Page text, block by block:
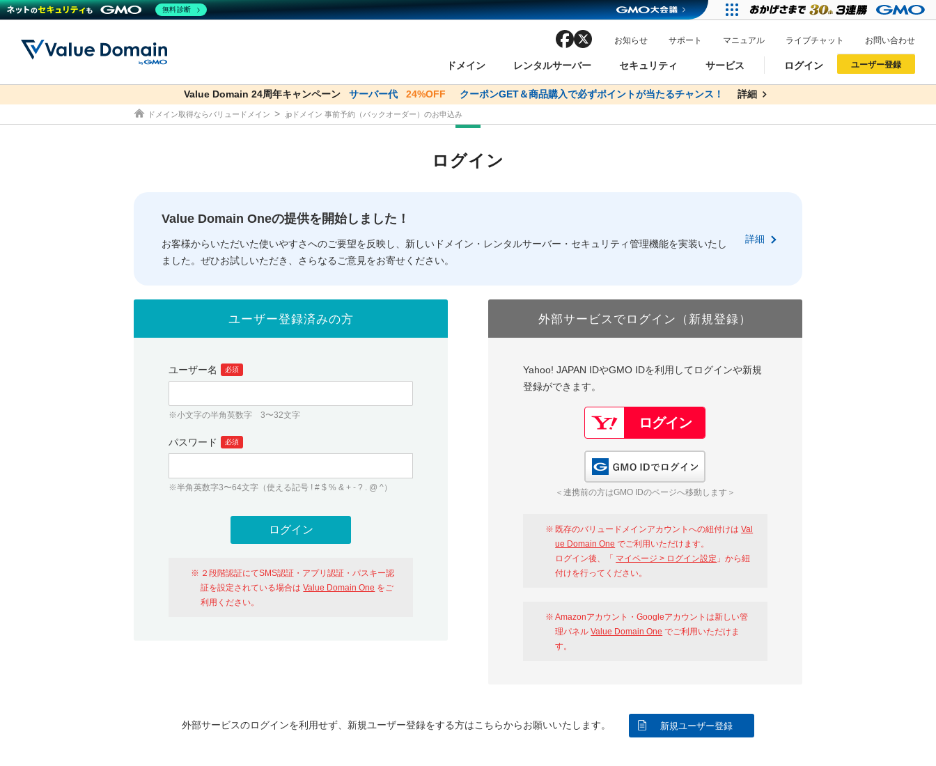
ドメイン
ドメイン ドメイン検索
ドメイン一括検索
人気ドメインの種類 WHOIS検索
レンタルサーバー
レンタルサーバー コアサーバー
セキュリティ
セキュリティ Value Domain ネットde診断
サービス
サービス お得意様割引
バリュードメインAPI
facebook お知らせ サポート マニュアル ライブチャット お問い合わせ
ログイン
従来のバリュードメインをご利用希望の方 おすすめ One レンタルサーバーを含む最新の機能を使う方
以下でもログイン可能
ユーザー登録
従来のバリュードメインをご利用希望の方 おすすめ One レンタルサーバーを含む最新の機能を使う方
以下でも登録可能
Value Domain 24周年キャンペーン サーバー代 24%OFF クーポンGET＆商品購入で必ずポイントが当たるチャンス！ 詳細
co.jpドメイン✕コアサーバーV2ビジネス応援キャンペーン サーバー料金1年間無料 詳細
ドメイン取得ならバリュードメイン .jpドメイン 事前予約（バックオーダー）のお申込み
ログイン
Value Domain Oneの提供を開始しました！
お客様からいただいた使いやすさへのご要望を反映し、新しいドメイン・レンタルサーバー・セキュリティ管理機能を実装いたし
ました。ぜひお試しいただき、さらなるご意見をお寄せください。
詳細
ユーザー登録済みの方
ユーザー名 必須
※小文字の半角英数字 3〜32文字
パスワード 必須
※半角英数字3〜64文字（使える記号 ! # $ % & + - ? . @ ^）
２段階認証にてSMS認証・アプリ認証・パスキー認
証を設定されている場合はValue Domain One をご
利用ください。
外部サービスでログイン（新規登録）
Yahoo! JAPAN IDやGMO IDを利用してログインや新規
登録ができます。
＜連携前の方はGMO IDのページへ移動します＞
既存のバリュードメインアカウントへの紐付けはVal
ue Domain One でご利用いただけます。
ログイン後、「 マイページ > ログイン設定 」から紐
付けを行ってください。
Amazonアカウント・Googleアカウントは新しい管
理パネルValue Domain One でご利用いただけま
す。
外部サービスのログインを利用せず、新規ユーザー登録をする方はこちらからお願いいたします。 新規ユーザー登録
無料診断